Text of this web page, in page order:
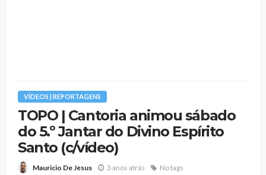
VÍDEOS | REPORTAGENS
TOPO | Cantoria animou sábado
do 5.º Jantar do Divino Espírito
Santo (c/vídeo)
Mauricio De Jesus 3 anos atrás No tags